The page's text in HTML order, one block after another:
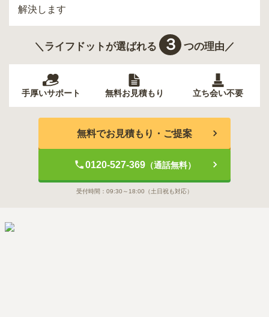
解決します
＼ライフドットが選ばれる ３ つの理由／
手厚いサポート 無料お見積もり 立ち会い不要
無料でお見積もり・ご提案
0120-527-369（通話無料）
受付時間： 09:30～18:00 （土日祝も対応）